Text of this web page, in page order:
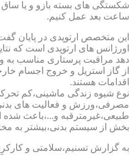
ساعت بعد عمل کنیم.
این متخصص ارتوپدی در پایان
اورژانس های ارتوپدی است که
دهد مراقبت پرستاری مناسب به
از گاز استریل و خروج اجسام
اقدامات هستند.
نوع شیوه زندگی ماشینی،کم
مصرفی،ورزش و فعالیت های
طبیعی،غیرمترقبه و...،باعث
بخش از سیستم بدنی،بیشتر به
به گزارش تسنیم،سلامتی و